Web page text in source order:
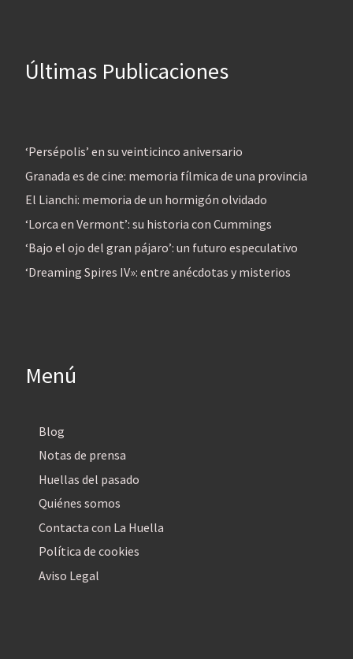
Últimas Publicaciones
‘Persépolis’ en su veinticinco aniversario
Granada es de cine: memoria fílmica de una provincia
El Lianchi: memoria de un hormigón olvidado
‘Lorca en Vermont’: su historia con Cummings
‘Bajo el ojo del gran pájaro’: un futuro especulativo
‘Dreaming Spires IV»: entre anécdotas y misterios
Menú
Blog
Notas de prensa
Huellas del pasado
Quiénes somos
Contacta con La Huella
Política de cookies
Aviso Legal